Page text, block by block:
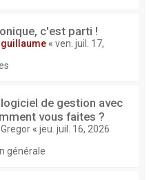
c'est parti !
guillaume « ven. juil. 17,
de gestion avec
vous faites ?
Gregor « jeu. juil. 16, 2026
générale